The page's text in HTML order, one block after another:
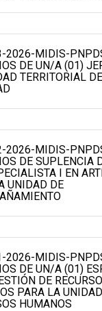
2026-MIDIS-
DE UN/A (01)
TERRITORIAL
2026-MIDIS-
DE SUPLENCIA
I EN
UNIDAD DE
2026-MIDIS-
DE UN/A (01)
DE
PARA LA
HUMANOS